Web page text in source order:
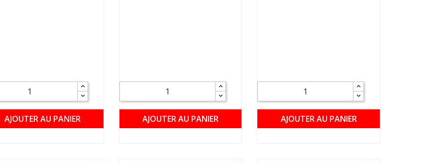
AJOUTER AU PANIER AJOUTER AU PANIER AJOUTER AU PANIER